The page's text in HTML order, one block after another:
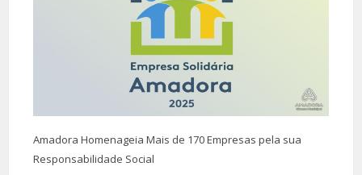
Amadora Homenageia Mais de 170 Empresas pela sua
Responsabilidade Social